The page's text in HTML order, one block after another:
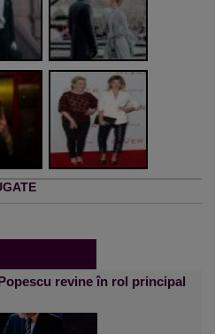
revine în rol principal